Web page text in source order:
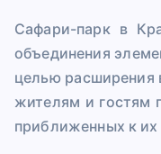
Сафари-парк в
объединения
целью расширения
жителям и гостям
приближенных к их